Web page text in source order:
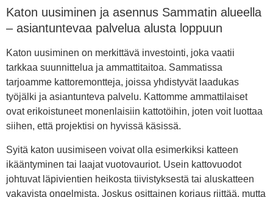
Katon uusiminen ja asennus Sammatin alueella
– asiantuntevaa palvelua alusta loppuun
Katon uusiminen on merkittävä investointi, joka vaatii
tarkkaa suunnittelua ja ammattitaitoa. Sammatissa
tarjoamme kattoremontteja, joissa yhdistyvät laadukas
työjälki ja asiantunteva palvelu. Kattomme ammattilaiset
ovat erikoistuneet monenlaisiin kattotöihin, joten voit luottaa
siihen, että projektisi on hyvissä käsissä.
Syitä katon uusimiseen voivat olla esimerkiksi katteen
ikääntyminen tai laajat vuotovauriot. Usein kattovuodot
johtuvat läpivientien heikosta tiivistyksestä tai aluskatteen
vakavista ongelmista. Joskus osittainen korjaus riittää, mutta